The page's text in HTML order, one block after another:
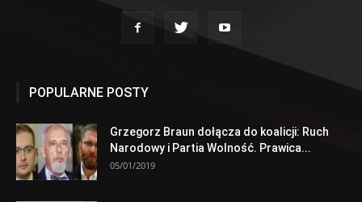
POPULARNE POSTY
Grzegorz Braun dołącza do koalicji: Ruch
Narodowy i Partia Wolność. Prawica...
05/01/2019